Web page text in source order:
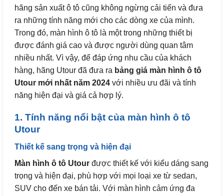
hãng sản xuất ô tô cũng không ngừng cải tiến và đưa
ra những tính năng mới cho các dòng xe của mình.
Trong đó, màn hình ô tô là một trong những thiết bị
được đánh giá cao và được người dùng quan tâm
nhiều nhất. Vì vậy, để đáp ứng nhu cầu của khách
hàng, hãng Utour đã đưa ra bảng giá màn hình ô tô
Utour mới nhất năm 2024 với nhiều ưu đãi và tính
năng hiện đại và giá cả hợp lý.
1. Tính năng nổi bật của màn hình ô tô
Utour
Thiết kế sang trọng và hiện đại
Màn hình ô tô Utour được thiết kế với kiểu dáng sang
trọng và hiện đại, phù hợp với mọi loại xe từ sedan,
SUV cho đến xe bán tải. Với màn hình cảm ứng đa